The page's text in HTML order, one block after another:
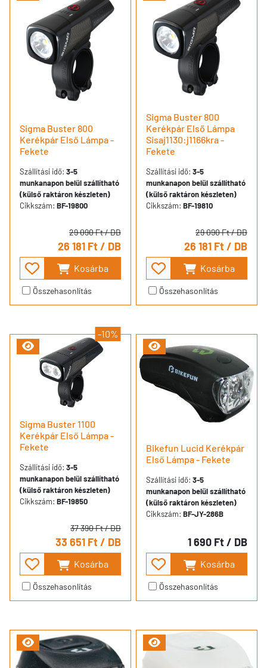
Sigma Buster 800
Kerékpár Első Lámpa -
Fekete
Szállítási idő: 3-5
munkanapon belül szállítható
(külső raktáron készleten)
Cikkszám: BF-19800
29 090 Ft/ DB
26 181 Ft/ DB
Kosárba
Összehasonlítás
Sigma Buster 800
Kerékpár Első Lámpa
Sisaj1130:j1166kra -
Fekete
Szállítási idő: 3-5
munkanapon belül szállítható
(külső raktáron készleten)
Cikkszám: BF-19810
29 090 Ft/ DB
26 181 Ft/ DB
Kosárba
Összehasonlítás
-10%
Sigma Buster 1100
Kerékpár Első Lámpa -
Fekete
Szállítási idő: 3-5
munkanapon belül szállítható
(külső raktáron készleten)
Cikkszám: BF-19850
37 390 Ft/ DB
33 651 Ft/ DB
Kosárba
Összehasonlítás
Bikefun Lucid Kerékpár
Első Lámpa - Fekete
Szállítási idő: 3-5
munkanapon belül szállítható
(külső raktáron készleten)
Cikkszám: BF-JY-286B
1 690 Ft/ DB
Kosárba
Összehasonlítás